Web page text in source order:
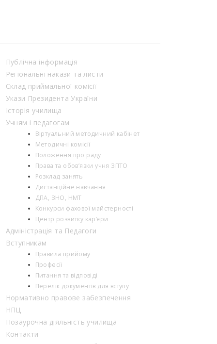
Публічна інформація
Регіональні накази та листи
Склад приймальної комісії
Укази Президента України
Історія училища
Учням і педагогам
Віртуальний методичний кабінет
Методичні комісії
Положення про раду
Права та обов’язки учня ЗПТО
Розклад занять
Дистанційне навчання
ДПА, ЗНО, НМТ
Конкурси фахової майстерності
Центр розвитку кар’єри
Адміністрація та Педагоги
Вступникам
Правила прийому
Професії
Питання та відповіді
Перелік документів для вступу
Нормативно правове забезпечення
НПЦ
Позаурочна діяльність училища
Контакти